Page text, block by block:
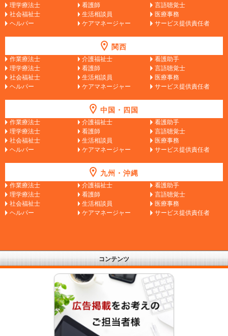
理学療法士
看護師
言語聴覚士
社会福祉士
生活相談員
医療事務
ヘルパー
ケアマネージャー サービス提供責任者
関西
作業療法士 介護福祉士
看護助手
理学療法士
看護師
言語聴覚士
社会福祉士
生活相談員
医療事務
ヘルパー
ケアマネージャー サービス提供責任者
中国・四国
作業療法士 介護福祉士
看護助手
理学療法士
看護師
言語聴覚士
社会福祉士
生活相談員
医療事務
ヘルパー
ケアマネージャー サービス提供責任者
九州・沖縄
作業療法士 介護福祉士
看護助手
理学療法士
看護師
言語聴覚士
社会福祉士
生活相談員
医療事務
ヘルパー
ケアマネージャー サービス提供責任者
コンテンツ